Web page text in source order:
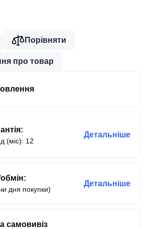
Порівняти
про товар
(міс): 12
Детальніше
дня покупки)
Детальніше
самовивіз